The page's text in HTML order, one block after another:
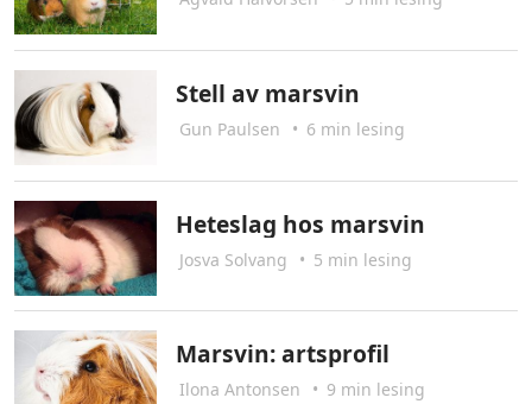
Stell av marsvin
Gun Paulsen • 6 min lesing
Heteslag hos marsvin
Josva Solvang • 5 min lesing
Marsvin: artsprofil
Ilona Antonsen • 9 min lesing